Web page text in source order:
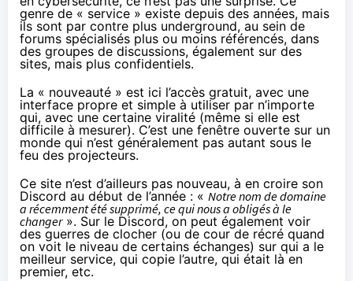
genre de « service » existe depuis des années, mais
ils sont par contre plus underground, au sein de
forums spécialisés plus ou moins référencés, dans
des groupes de discussions, également sur des
sites, mais plus confidentiels.
La « nouveauté » est ici l’accès gratuit, avec une
interface propre et simple à utiliser par n’importe
qui, avec une certaine viralité (même si elle est
difficile à mesurer). C’est une fenêtre ouverte sur un
monde qui n’est généralement pas autant sous le
feu des projecteurs.
Ce site n’est d’ailleurs pas nouveau, à en croire son
Discord au début de l’année : « Notre nom de domaine
a récemment été supprimé, ce qui nous a obligés à le
changer». Sur le Discord, on peut également voir
des guerres de clocher (ou de cour de récré quand
on voit le niveau de certains échanges) sur qui a le
meilleur service, qui copie l’autre, qui était là en
premier, etc.